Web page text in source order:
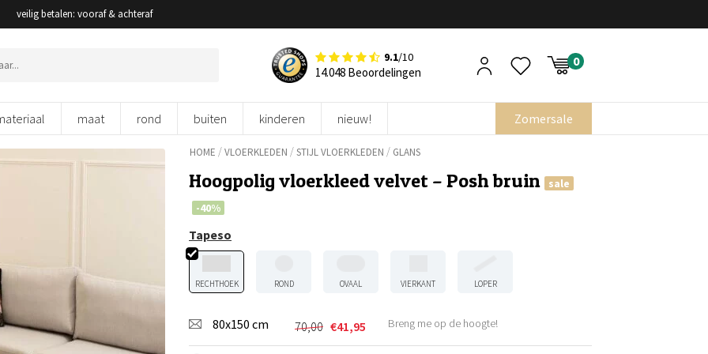
veilig betalen: vooraf & achteraf
9.1/10
14.048 Beoordelingen
maat rond buiten kinderen nieuw! Zomersale
HOME /VLOERKLEDEN /STIJL VLOERKLEDEN / GLANS
Hoogpolig vloerkleed velvet – Posh bruin
sale
-40%
Tapeso
RECHTHOEK ROND OVAAL VIERKANT LOPER
80x150 cm 70,00
Oorspronkelijke
prijs
€41,95
Huidige
prijs
Breng me op de hoogte!